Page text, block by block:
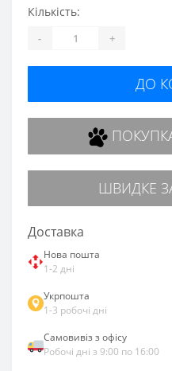
Кількість:
- +
ДО
ШВИДКЕ
Доставка
Нова пошта
1-2 дні
Укрпошта
1-3 робочі дні
Самовивіз з офісу
Робочі дні з 9:00 по 16:00